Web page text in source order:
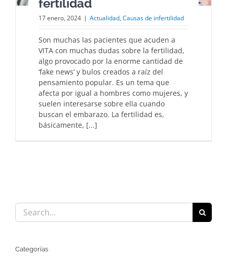
fertilidad
17 enero, 2024 | Actualidad, Causas de infertilidad
Son muchas las pacientes que acuden a
VITA con muchas dudas sobre la fertilidad,
algo provocado por la enorme cantidad de
‘fake news’ y bulos creados a raíz del
pensamiento popular. Es un tema que
afecta por igual a hombres como mujeres, y
suelen interesarse sobre ella cuando
buscan el embarazo. La fertilidad es,
básicamente, [...]
Search
for:
Categorías